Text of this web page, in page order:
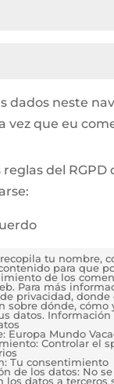
dados neste
vez que eu
del RGPD
tu nombre,
para que
de los
Para más
privacidad, donde
sobre dónde, cómo
datos. Información
Europa Mundo
Controlar el
Tu consentimiento
de los datos: No se
los datos a terceros